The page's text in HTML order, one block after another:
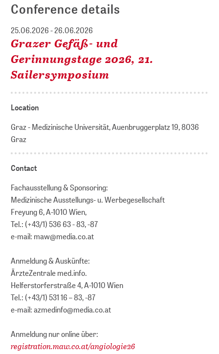
Conference details
25.06.2026 - 26.06.2026
Grazer Gefäß- und
Gerinnungstage 2026, 21.
Sailersymposium
Location
Graz - Medizinische Universität, Auenbruggerplatz 19, 8036
Graz
Contact
Fachausstellung & Sponsoring:
Medizinische Ausstellungs- u. Werbegesellschaft
Freyung 6, A-1010 Wien,
Tel.: (+43/1) 536 63 - 83, -87
e-mail: maw@media.co.at
Anmeldung & Auskünfte:
ÄrzteZentrale med.info.
Helferstorferstraße 4, A-1010 Wien
Tel.: (+43/1) 531 16 – 83, -87
e-mail: azmedinfo@media.co.at
Anmeldung nur online über:
registration.maw.co.at/angiologie26